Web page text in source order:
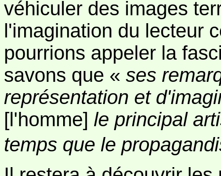
véhiculer des images
l'imagination du lecteur
pourrions appeler la
savons que « ses
représentation et
[l'homme] le principal
temps que le